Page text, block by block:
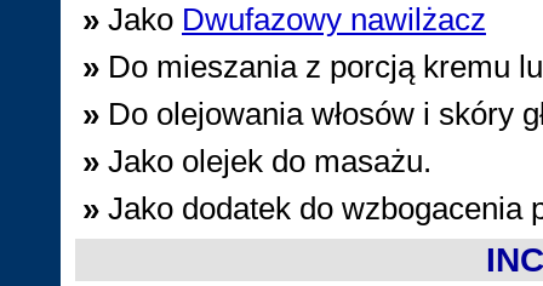
» Jako Dwufazowy nawilżacz
» Do mieszania z porcją kremu
» Do olejowania włosów i skóry
» Jako olejek do masażu.
» Jako dodatek do wzbogacenia